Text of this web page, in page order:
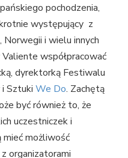
pochodzenia,
występujący z
i wielu innych
współpracować
dyrektorką Festiwalu
Sztuki We Do. Zachętą
być również to, że
uczestniczek i
możliwość
organizatorami